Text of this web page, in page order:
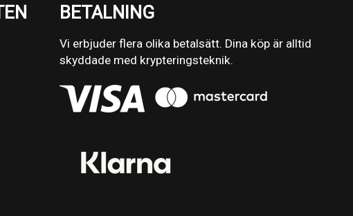
BETALNING
Vi erbjuder flera olika betalsätt. Dina köp är alltid
skyddade med krypteringsteknik.